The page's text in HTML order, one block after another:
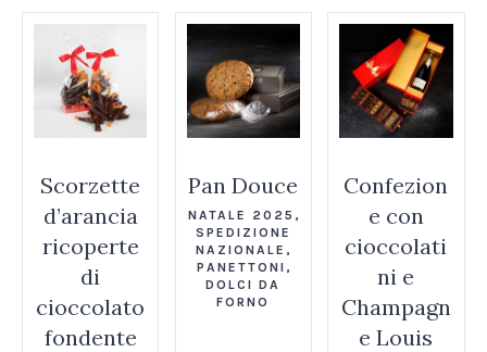
Scorzette
d’arancia
ricoperte
di
cioccolato
fondente
Pan Douce
NATALE 2025 ,
SPEDIZIONE
NAZIONALE ,
PANETTONI ,
DOLCI DA
FORNO
Confezion
e con
cioccolati
ni e
Champagn
e Louis